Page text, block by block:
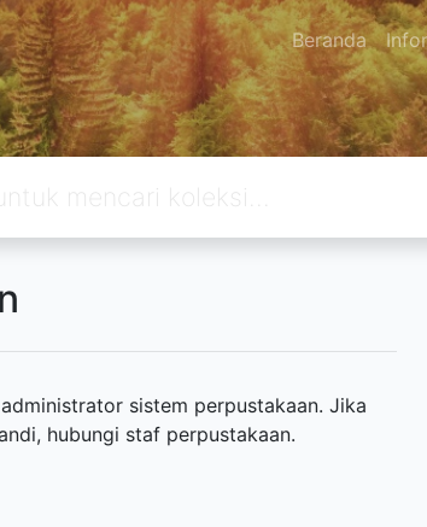
Beranda
sistem perpustakaan. Jika
hubungi staf perpustakaan.